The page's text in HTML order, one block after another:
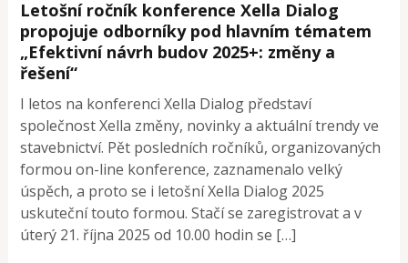
Letošní ročník konference Xella Dialog
propojuje odborníky pod hlavním tématem
„Efektivní návrh budov 2025+: změny a
řešení“
I letos na konferenci Xella Dialog představí
společnost Xella změny, novinky a aktuální trendy ve
stavebnictví. Pět posledních ročníků, organizovaných
formou on-line konference, zaznamenalo velký
úspěch, a proto se i letošní Xella Dialog 2025
uskuteční touto formou. Stačí se zaregistrovat a v
úterý 21. října 2025 od 10.00 hodin se […]